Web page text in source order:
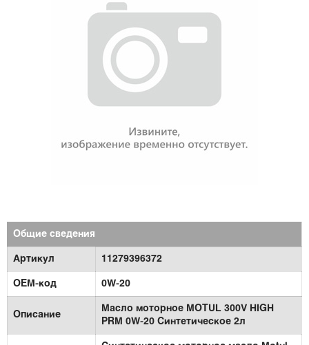
Общие сведения
Артикул 11279396372
OEM-код 0W-20
Описание
Масло моторное MOTUL 300V HIGH
PRM 0W-20 Синтетическое 2л